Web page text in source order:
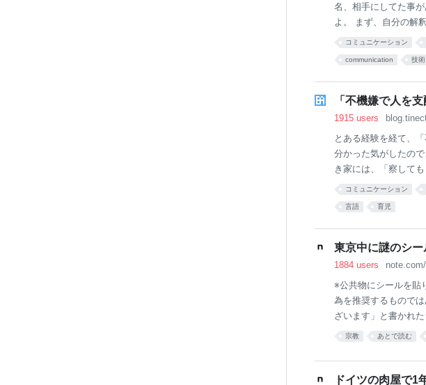
名、相手にしてた事
よ。 まず、自分の解
分の解釈は傍に置く
で出来る限り愚直に
学・中学の国語ドリ
判断した根拠そう判
コミュニケーション
communication 技術
「不機嫌で人を
1915 users
とある経験を経て、
分かった気がしたの
き家には、「察して
ります。 して欲しい
考えることを何も言
もしませんから、パ
す。 ことあるごとに
コミュニケーション
言語 育児
東京中に謎のシ
1884 users
※公共物にシールを貼
為を推奨するもので
ざいます」と書かれ
地駅は東京メトロ日
じシールを見つけた
線の近くにあれば、
宗教 あとで読む
ドイツの肉屋で1